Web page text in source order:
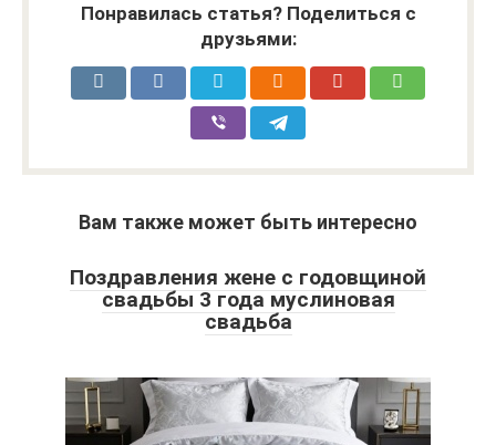
Понравилась статья? Поделиться с
друзьями:
Вам также может быть интересно
Поздравления жене с годовщиной
свадьбы 3 года муслиновая
свадьба